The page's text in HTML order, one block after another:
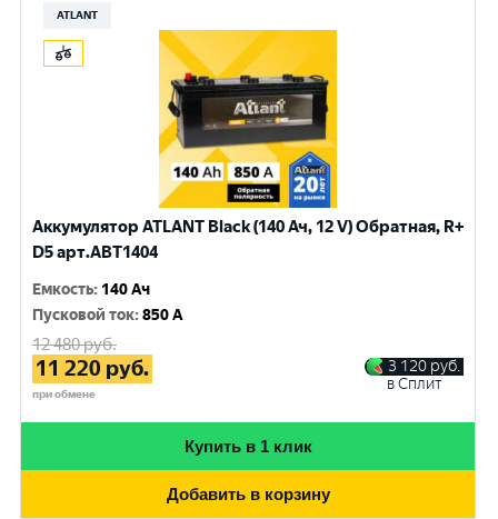
ATLANT
Аккумулятор ATLANT Black (140 Ач, 12 V) Обратная, R+
D5 арт.ABT1404
Емкость: 140 Ач
Пусковой ток:850 A
12 480руб.
11 220 руб.
при обмене
3 120 руб.
в Сплит
Купить в 1 клик
Добавить в корзину